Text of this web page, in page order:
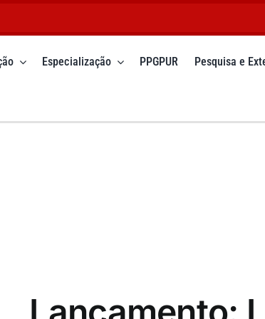
Especialização PPGPUR Pesquisa e